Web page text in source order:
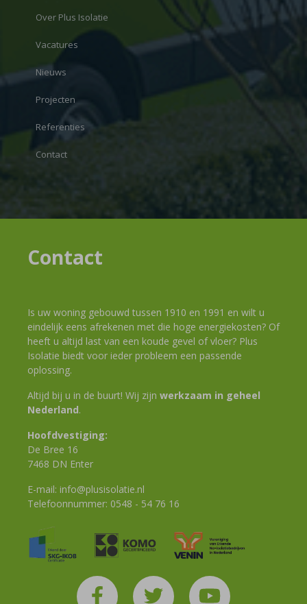
Over Plus Isolatie
Vacatures
Nieuws
Projecten
Referenties
Contact
Contact
Is uw woning gebouwd tussen 1910 en 1991 en wilt u
eindelijk eens afrekenen met die hoge energiekosten? Of
heeft u altijd last van een koude gevel of vloer? Plus
Isolatie biedt voor ieder probleem een passende
oplossing.
Altijd bij u in de buurt! Wij zijn werkzaam in geheel
Nederland.
Hoofdvestiging:
De Bree 16
7468 DN Enter
E-mail: info@plusisolatie.nl
Telefoonnummer: 0548 - 54 76 16